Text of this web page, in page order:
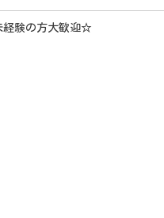
経験の方大歓迎☆